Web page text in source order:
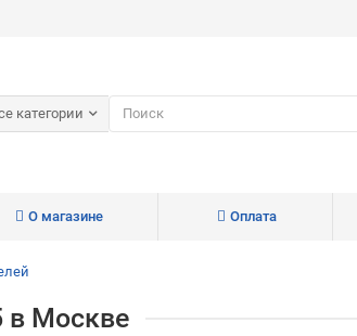
категории
О магазине Оплата
в Москве